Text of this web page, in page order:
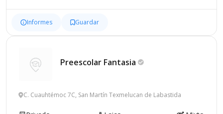
Informes Guardar
Preescolar Fantasia
C. Cuauhtémoc 7C, San Martín Texmelucan de Labastida